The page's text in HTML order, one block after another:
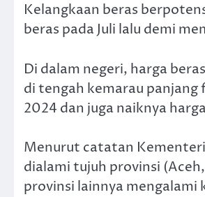
Kelangkaan beras
beras pada Juli lalu demi
Di dalam negeri, harga
di tengah kemarau panjang
2024 dan juga naiknya
Menurut catatan
dialami tujuh provinsi
provinsi lainnya mengalami